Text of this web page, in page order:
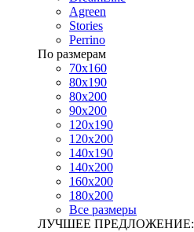
Agreen
Stories
Perrino
По размерам
70х160
80х190
80х200
90х200
120х190
120х200
140х190
140х200
160х200
180х200
Все размеры
ЛУЧШЕЕ ПРЕДЛОЖЕНИЕ: